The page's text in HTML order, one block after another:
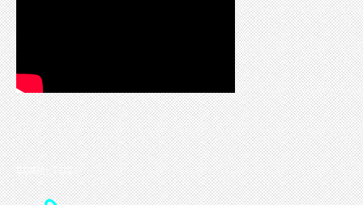
CONTACT US